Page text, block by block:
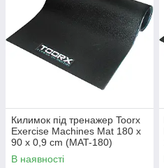
Килимок під тренажер Toorx
Exercise Machines Mat 180 x
90 x 0,9 cm (MAT-180)
В наявності